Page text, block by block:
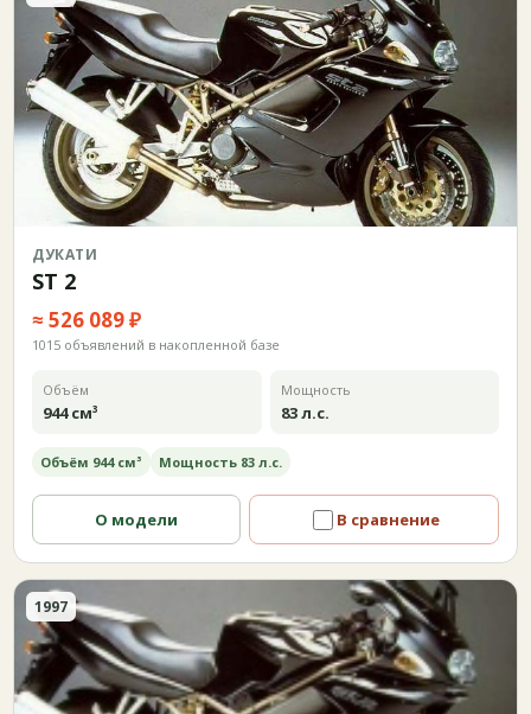
ДУКАТИ
ST 2
≈ 526 089 ₽
1015 объявлений в накопленной базе
Объём
944 см³
Мощность
83 л.с.
Объём 944 см³ Мощность 83 л.с.
О модели В сравнение
1997